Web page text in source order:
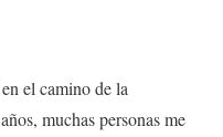
el camino de la
muchas personas me